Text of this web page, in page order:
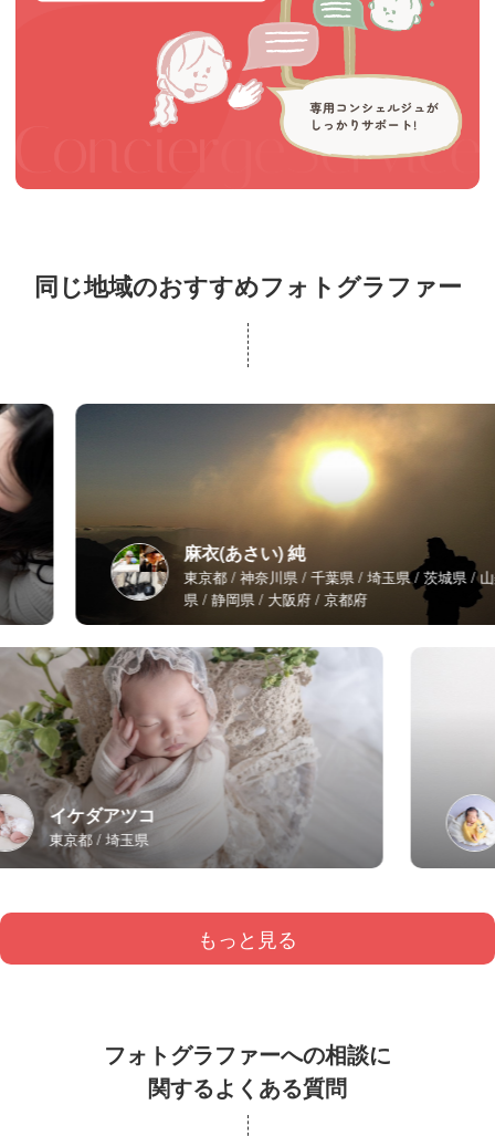
同じ地域のおすすめフォトグラファー
麻衣(あさい) 純
東京都 神奈川県 千葉県 埼玉県 茨城県
山梨
県
静岡県 大阪府 京都府
イケダアツコ
東京都
もっと見る
フォトグラファーへの相談に
関するよくある質問